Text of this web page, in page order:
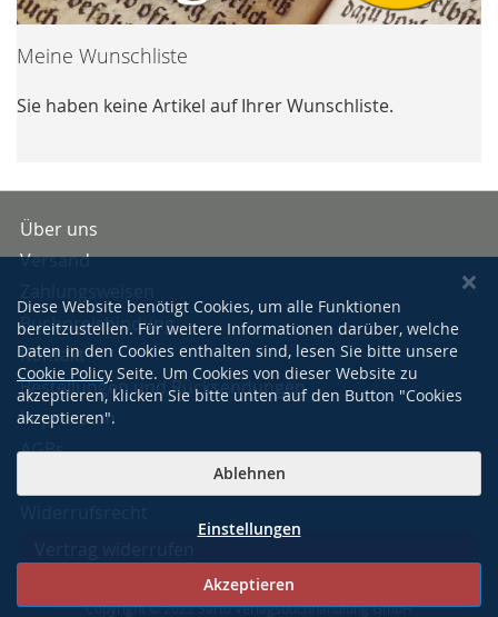
Meine Wunschliste
Sie haben keine Artikel auf Ihrer Wunschliste.
Über uns
Versand
Buchpreisbindung
Kontakt
Bestellungen und Rücksendungen
Impressum
AGBs
Copyright © 2022 Sarto Verlagsbuchhandlung GmbH
Diese Website benötigt Cookies, um alle Funktionen
bereitzustellen. Für weitere Informationen darüber, welche
Daten in den Cookies enthalten sind, lesen Sie bitte unsere
Cookie Policy Seite. Um Cookies von dieser Website zu
akzeptieren, klicken Sie bitte unten auf den Button "Cookies
akzeptieren".
Akzeptieren
Ablehnen
Einstellungen